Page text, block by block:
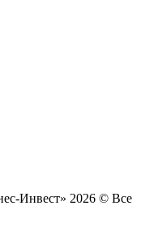
Инвест» 2026 © Все